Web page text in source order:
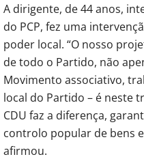
A dirigente, de 44 anos,
do PCP, fez uma
poder local. “O nosso
de todo o Partido, não
Movimento associativo,
local do Partido – é neste
CDU faz a diferença,
controlo popular de bens
afirmou.